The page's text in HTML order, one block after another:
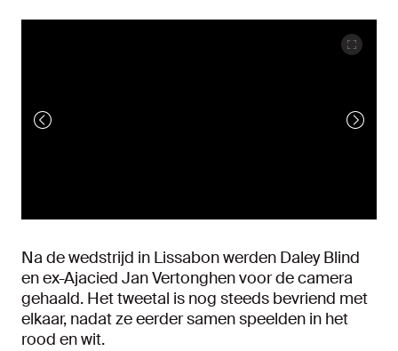
Na de wedstrijd in Lissabon werden Daley Blind
en ex-Ajacied Jan Vertonghen voor de camera
gehaald. Het tweetal is nog steeds bevriend met
elkaar, nadat ze eerder samen speelden in het
rood en wit.